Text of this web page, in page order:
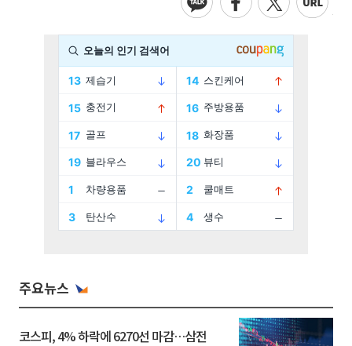
주요뉴스
코스피, 4% 하락에 6270선 마감…삼전